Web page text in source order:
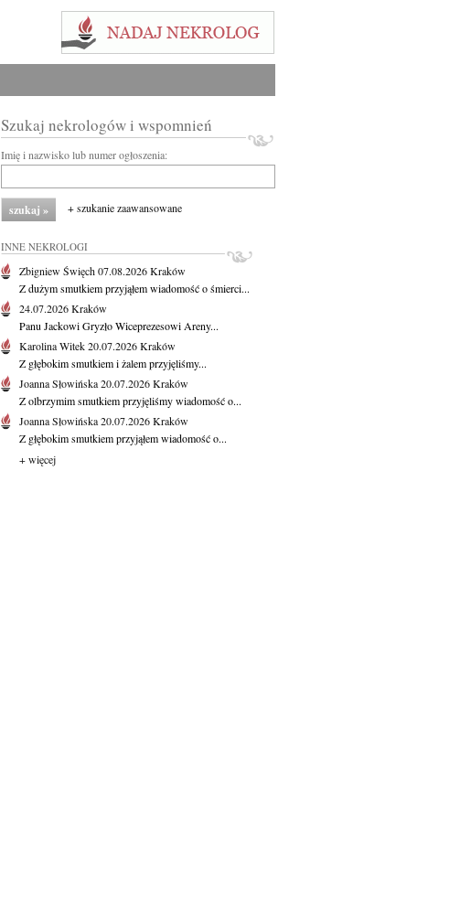
Szukaj nekrologów i wspomnień
Imię i nazwisko lub numer ogłoszenia:
+ szukanie zaawansowane
INNE NEKROLOGI
Zbigniew Święch07.08.2026Kraków
Z dużym smutkiem przyjąłem wiadomość o śmierci...
24.07.2026Kraków
Panu Jackowi Gryzło Wiceprezesowi Areny...
Karolina Witek20.07.2026Kraków
Z głębokim smutkiem i żalem przyjęliśmy...
Joanna Słowińska20.07.2026Kraków
Z olbrzymim smutkiem przyjęliśmy wiadomość o...
Joanna Słowińska20.07.2026Kraków
Z głębokim smutkiem przyjąłem wiadomość o...
+ więcej